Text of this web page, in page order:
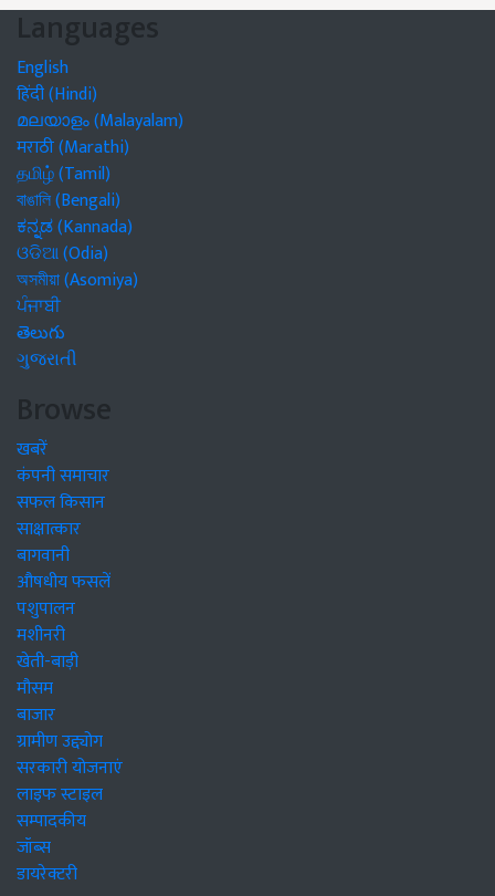
Languages
English
हिंदी (Hindi)
മലയാളം (Malayalam)
मराठी (Marathi)
தமிழ் (Tamil)
বাঙালি (Bengali)
ಕನ್ನಡ (Kannada)
ଓଡିଆ (Odia)
অসমীয়া (Asomiya)
ਪੰਜਾਬੀ
తెలుగు
ગુજરાતી
Browse
खबरें
कंपनी समाचार
सफल किसान
साक्षात्कार
बागवानी
औषधीय फसलें
पशुपालन
मशीनरी
खेती-बाड़ी
मौसम
बाजार
ग्रामीण उद्द्योग
सरकारी योजनाएं
लाइफ स्टाइल
सम्पादकीय
जॉब्स
डायरेक्टरी